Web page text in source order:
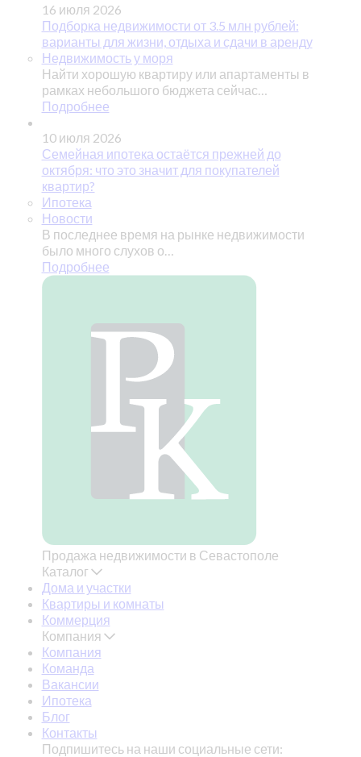
16 июля 2026
Подборка недвижимости от 3.5 млн рублей:
варианты для жизни, отдыха и сдачи в аренду
Недвижимость у моря
Найти хорошую квартиру или апартаменты в
рамках небольшого бюджета сейчас…
Подробнее
10 июля 2026
Семейная ипотека остаётся прежней до
октября: что это значит для покупателей
квартир?
Ипотека
Новости
В последнее время на рынке недвижимости
было много слухов о…
Подробнее
Продажа недвижимости в Севастополе
Каталог
Дома и участки
Квартиры и комнаты
Коммерция
Компания
Компания
Команда
Вакансии
Ипотека
Блог
Контакты
Подпишитесь на наши социальные сети: